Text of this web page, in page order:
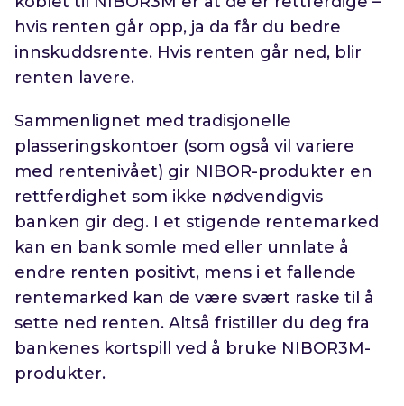
hvis renten går opp, ja da får du bedre
innskuddsrente. Hvis renten går ned, blir
renten lavere.
Sammenlignet med tradisjonelle
plasseringskontoer (som også vil variere
med rentenivået) gir NIBOR-produkter en
rettferdighet som ikke nødvendigvis
banken gir deg. I et stigende rentemarked
kan en bank somle med eller unnlate å
endre renten positivt, mens i et fallende
rentemarked kan de være svært raske til å
sette ned renten. Altså fristiller du deg fra
bankenes kortspill ved å bruke NIBOR3M-
produkter.